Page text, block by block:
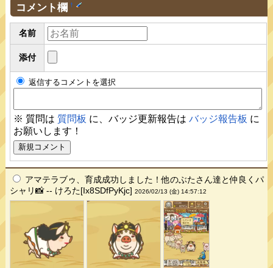
コメント欄 †
名前
添付
返信するコメントを選択
※ 質問は 質問板 に、バッジ更新報告はバッジ報告板 に
お願いします！
アマテラブゥ、育成成功しました！他のぶたさん達と仲良くパ
シャリ📸 -- けろた[Ix8SDfPyKjc]2026/02/13 (金) 14:57:12